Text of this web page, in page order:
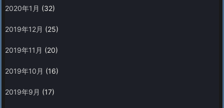
2020年1月 (32)
2019年12月 (25)
2019年11月 (20)
2019年10月 (16)
2019年9月 (17)